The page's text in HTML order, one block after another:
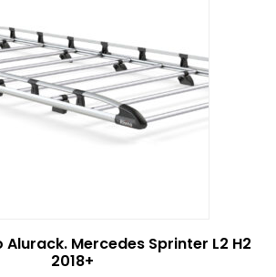
Alurack. Mercedes Sprinter L2 H2
2018+